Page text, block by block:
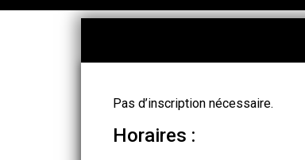
Pas d’inscription nécessaire.
Horaires :